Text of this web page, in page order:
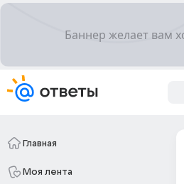
Главная
Моя лента